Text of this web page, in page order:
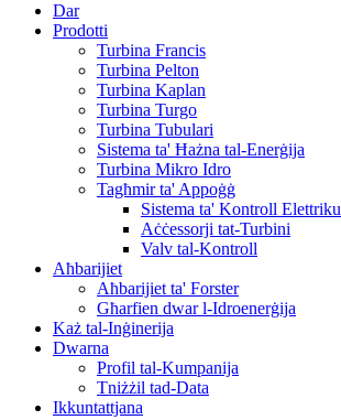
Dar
Prodotti
Turbina Francis
Turbina Pelton
Turbina Kaplan
Turbina Turgo
Turbina Tubulari
Sistema ta' Ħażna tal-Enerġija
Turbina Mikro Idro
Tagħmir ta' Appoġġ
Sistema ta' Kontroll Elettriku
Aċċessorji tat-Turbini
Valv tal-Kontroll
Aħbarijiet
Aħbarijiet ta' Forster
Għarfien dwar l-Idroenerġija
Każ tal-Inġinerija
Dwarna
Profil tal-Kumpanija
Tniżżil tad-Data
Ikkuntattjana